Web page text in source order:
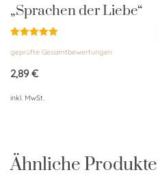
„Sprachen der Liebe“
mit
von 5
geprüfte Gesamtbewertungen
2,89€
inkl. MwSt.
Ähnliche Produkte